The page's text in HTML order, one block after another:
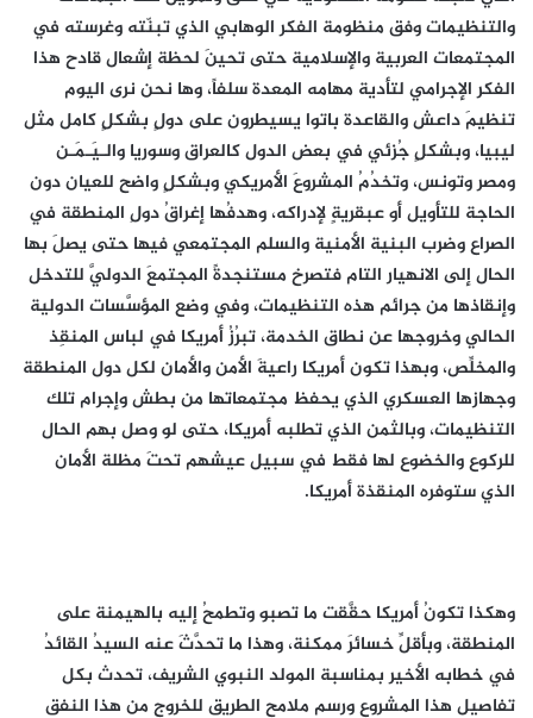
والتنظيمات وفق منظومة الفكر الوهابي الذي تبنّته وغرسته في
المجتمعات العربية والإسلامية حتى تحينَ لحظة إشعال قادح هذا
الفكر الإجرامي لتأدية مهامه المعدة سلفاً، وها نحن نرى اليوم
تنظيمَ داعش والقاعدة باتوا يسيطرون على دولٍ بشكلٍ كامل مثل
ليبيا، وبشكلٍ جُزئي في بعض الدول كالعراق وسوريا والـيَـمَـن
ومصر وتونس، وتخدُمُ المشروعَ الأمريكي وبشكلٍ واضح للعيان دون
الحاجة للتأويل أو عبقريةٍ لإدراكه، وهدفُها إغراقُ دولِ المنطقة في
الصراع وضرب البنية الأمنية والسلم المجتمعي فيها حتى يصلَ بها
الحال إلى الانهيار التام فتصرخ مستنجدةً المجتمعَ الدوليَّ للتدخل
وإنقاذها من جرائم هذه التنظيمات، وفي وضع المؤسَّسات الدولية
الحالي وخروجها عن نطاق الخدمة، تبرُزُ أمريكا في لباس المنقِذ
والمخلِّص، وبهذا تكون أمريكا راعيةَ الأمن والأمان لكل دول المنطقة
وجهازها العسكري الذي يحفظ مجتمعاتها من بطش وإجرام تلك
التنظيمات، وبالثمن الذي تطلبه أمريكا، حتى لو وصل بهم الحال
للركوع والخضوع لها فقط في سبيل عيشهم تحتَ مظلة الأمان
الذي ستوفره المنقذة أمريكا.
وهكذا تكونُ أمريكا حقَّقت ما تصبو وتطمحُ إليه بالهيمنة على
المنطقة، وبأقلِّ خسائرَ ممكنة، وهذا ما تحدَّثَ عنه السيدُ القائدُ
في خطابه الأخير بمناسبة المولد النبوي الشريف، تحدث بكل
تفاصيل هذا المشروع ورسم ملامح الطريق للخروج من هذا النفق